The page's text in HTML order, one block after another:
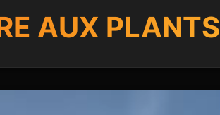
AUX PLANTS